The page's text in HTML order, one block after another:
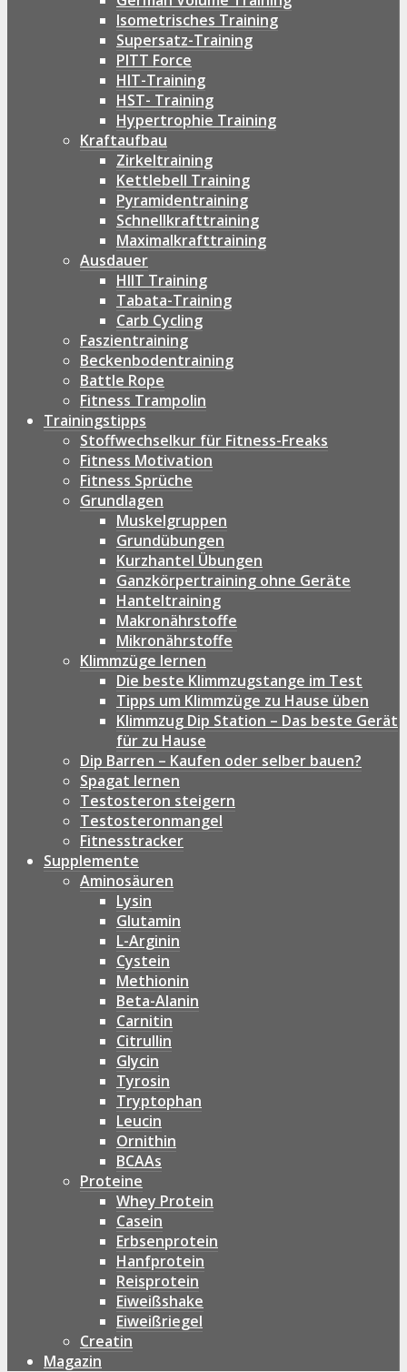
Isometrisches Training
Supersatz-Training
PITT Force
HIT-Training
HST- Training
Hypertrophie Training
Kraftaufbau
Zirkeltraining
Kettlebell Training
Pyramidentraining
Schnellkrafttraining
Maximalkrafttraining
Ausdauer
HIIT Training
Tabata-Training
Carb Cycling
Faszientraining
Beckenbodentraining
Battle Rope
Fitness Trampolin
Trainingstipps
Stoffwechselkur für Fitness-Freaks
Fitness Motivation
Fitness Sprüche
Grundlagen
Muskelgruppen
Grundübungen
Kurzhantel Übungen
Ganzkörpertraining ohne Geräte
Hanteltraining
Makronährstoffe
Mikronährstoffe
Klimmzüge lernen
Die beste Klimmzugstange im Test
Tipps um Klimmzüge zu Hause üben
Klimmzug Dip Station – Das beste Gerät
für zu Hause
Dip Barren – Kaufen oder selber bauen?
Spagat lernen
Testosteron steigern
Testosteronmangel
Fitnesstracker
Supplemente
Aminosäuren
Lysin
Glutamin
L-Arginin
Cystein
Methionin
Beta-Alanin
Carnitin
Citrullin
Glycin
Tyrosin
Tryptophan
Leucin
Ornithin
BCAAs
Proteine
Whey Protein
Casein
Erbsenprotein
Hanfprotein
Reisprotein
Eiweißshake
Eiweißriegel
Creatin
Magazin